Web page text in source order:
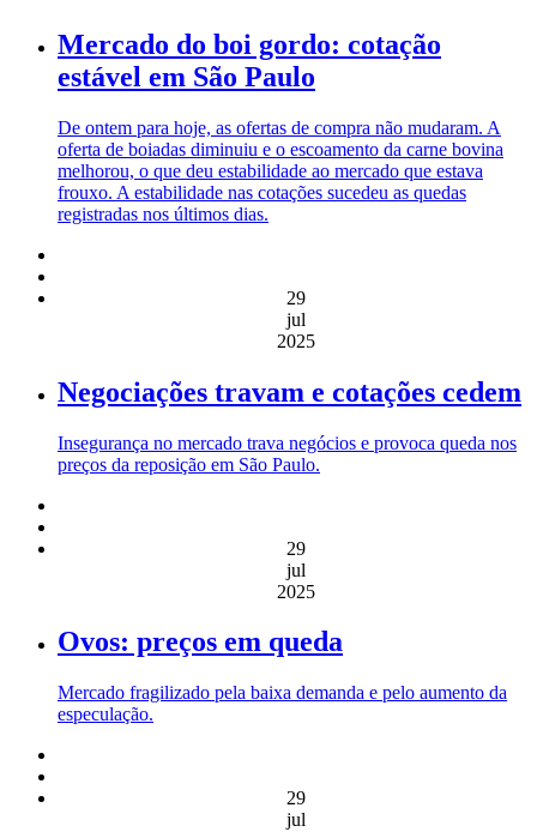
Mercado do boi gordo: cotação
estável em São Paulo
De ontem para hoje, as ofertas de compra não mudaram. A
oferta de boiadas diminuiu e o escoamento da carne bovina
melhorou, o que deu estabilidade ao mercado que estava
frouxo. A estabilidade nas cotações sucedeu as quedas
registradas nos últimos dias.
29
jul
2025
Negociações travam e cotações cedem
Insegurança no mercado trava negócios e provoca queda nos
preços da reposição em São Paulo.
29
jul
2025
Ovos: preços em queda
Mercado fragilizado pela baixa demanda e pelo aumento da
especulação.
29
jul